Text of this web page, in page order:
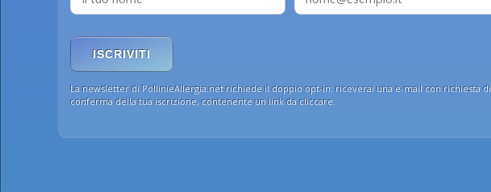
ISCRIVITI
La newsletter di PollinieAllergia.net richiede il doppio opt-in: riceverai una e-mail con richiesta di
conferma della tua iscrizione, contenente un link da cliccare.